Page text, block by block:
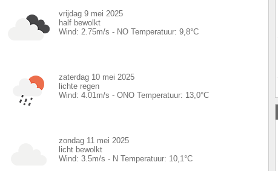
vrijdag 9 mei 2025
half bewolkt
Wind: 2.75m/s - NO Temperatuur: 9,8°C
zaterdag 10 mei 2025
lichte regen
Wind: 4.01 m/s - ONO Temperatuur: 13,0°C
zondag 11 mei 2025
licht bewolkt
Wind: 3.5m/s - N Temperatuur: 10,1 °C